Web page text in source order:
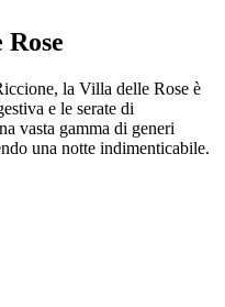
la Villa delle Rose è
e le serate di
vasta gamma di generi
una notte indimenticabile.